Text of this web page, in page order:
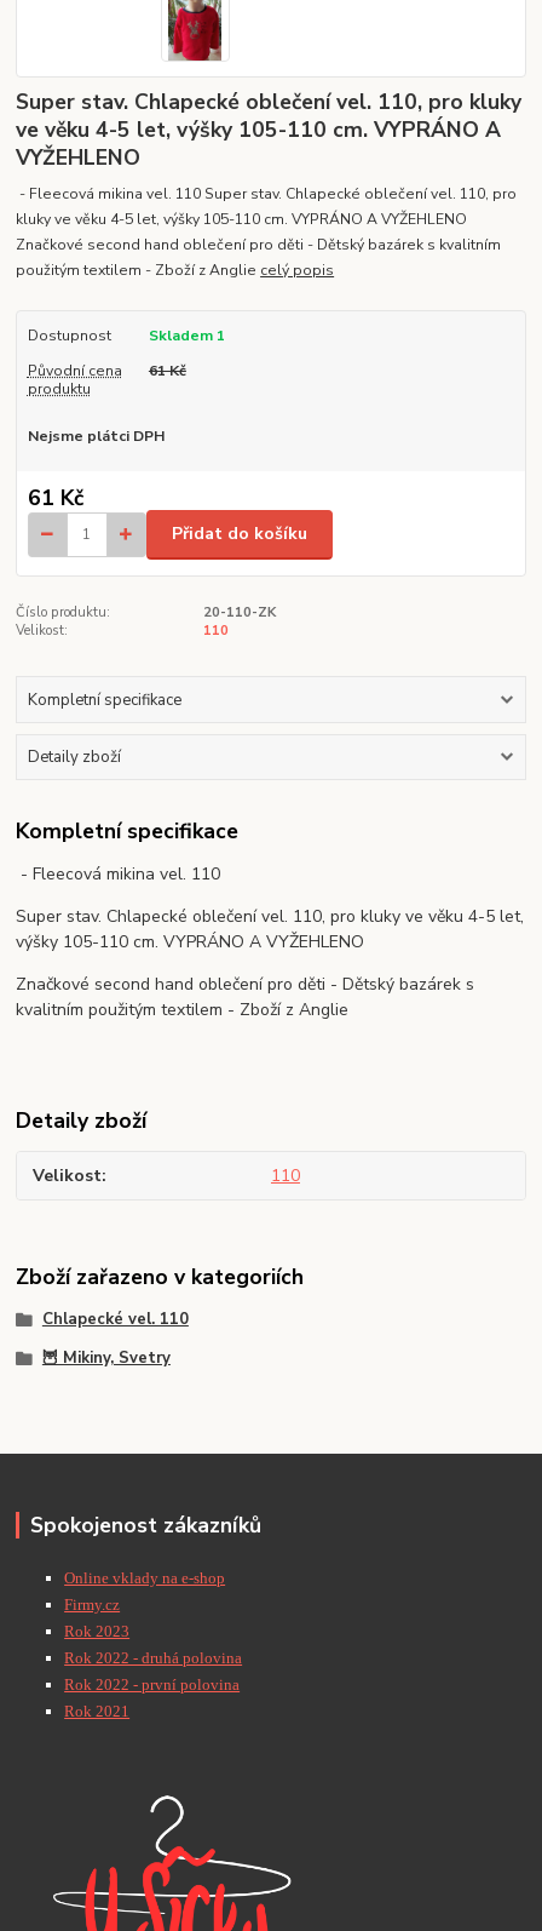
Super stav. Chlapecké oblečení vel. 110, pro kluky
ve věku 4-5 let, výšky 105-110 cm. VYPRÁNO A
VYŽEHLENO
- Fleecová mikina vel. 110 Super stav. Chlapecké oblečení vel. 110, pro
kluky ve věku 4-5 let, výšky 105-110 cm. VYPRÁNO A VYŽEHLENO
Značkové second hand oblečení pro děti - Dětský bazárek s kvalitním
použitým textilem - Zboží z Anglie celý popis
Dostupnost
Skladem 1
Původní cena
produktu
61 Kč
Nejsme plátci DPH
61 Kč
Přidat do košíku
Číslo produktu:
20-110-ZK
Velikost:
110
Kompletní specifikace
Detaily zboží
Kompletní specifikace
- Fleecová mikina vel. 110
Super stav. Chlapecké oblečení vel. 110, pro kluky ve věku 4-5 let,
výšky 105-110 cm. VYPRÁNO A VYŽEHLENO
Značkové second hand oblečení pro děti - Dětský bazárek s
kvalitním použitým textilem - Zboží z Anglie
Detaily zboží
Velikost 110
Zboží zařazeno v kategoriích
Chlapecké vel. 110
🦉 Mikiny, Svetry
Spokojenost zákazníků
Online vklady na e-shop
Firmy.cz
Rok 2023
Rok 2022 - druhá polovina
Rok 2022 - první polovina
Rok 2021